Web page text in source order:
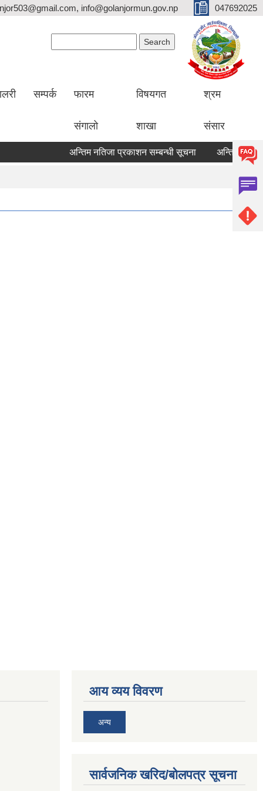
info@golanjormun.gov.np 047692025
सम्पर्क फारम
संगालो
विषयगत
शाखा
श्रम
संसार
अन्तिम नतिजा प्रकाशन सम्बन्धी सूचना अन्तिम नतिजा
आय व्यय विवरण
अन्य
सार्वजनिक खरिद/बोलपत्र सूचना